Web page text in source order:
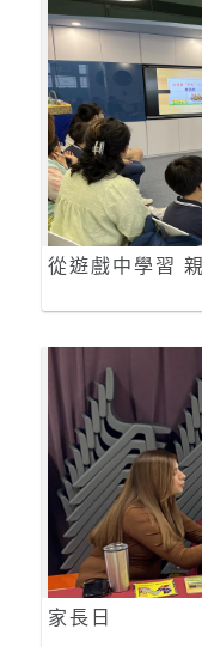
從遊戲中學習
家長日